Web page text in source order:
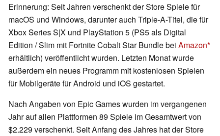
Erinnerung: Seit Jahren verschenkt der Store Spiele für
macOS und Windows, darunter auch Triple-A-Titel, die für
Xbox Series S|X und PlayStation 5 (PS5 als Digital
Edition / Slim mit Fortnite Cobalt Star Bundle bei Amazon
erhältlich) veröffentlicht wurden. Letzten Monat wurde
außerdem ein neues Programm mit kostenlosen Spielen
für Mobilgeräte für Android und iOS gestartet.
Nach Angaben von Epic Games wurden im vergangenen
Jahr auf allen Plattformen 89 Spiele im Gesamtwert von
$2.229 verschenkt. Seit Anfang des Jahres hat der Store